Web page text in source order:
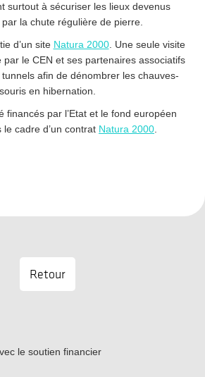
surtout à sécuriser les lieux devenus
la chute régulière de pierre.
d’un site Natura 2000. Une seule visite
par le CEN et ses partenaires associatifs
tunnels afin de dénombrer les chauves-
souris en hibernation.
financés par l’Etat et le fond européen
le cadre d’un contrat Natura 2000
Retour
le soutien financier